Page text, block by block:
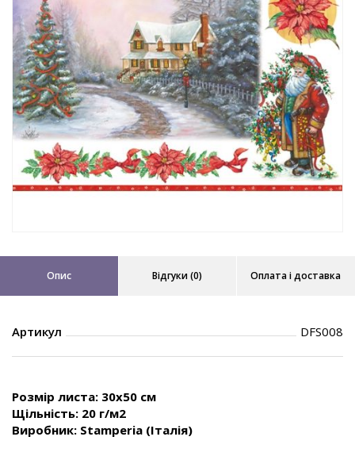
Опис Відгуки (0) Оплата і доставка
Артикул DFS008
Розмір листа: 30х50 см
Щільність: 20 г/м2
Виробник: Stamperia (Італія)